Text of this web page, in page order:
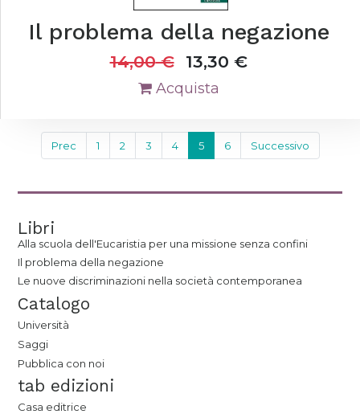
Il problema della negazione
14,00€ 13,30 €
Acquista
Prec 1 2 3 4 5 6 Successivo
Libri
Alla scuola dell'Eucaristia per una missione senza confini
Il problema della negazione
Le nuove discriminazioni nella società contemporanea
Catalogo
Università
Saggi
Pubblica con noi
tab edizioni
Casa editrice